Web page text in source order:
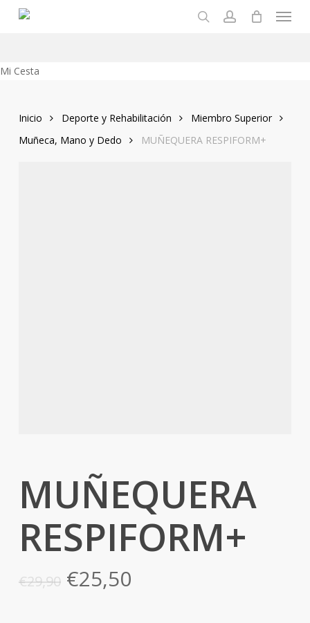
Menu
Mi Cesta
Inicio Deporte y Rehabilitación
Miembro Superior
Muñeca, Mano y Dedo
MUÑEQUERA RESPIFORM+
MUÑEQUERA
RESPIFORM+
€29,90 El
precio
€25,50El